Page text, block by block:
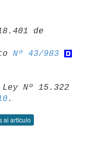
de
Nº 43/983
Nº 15.322
al artículo